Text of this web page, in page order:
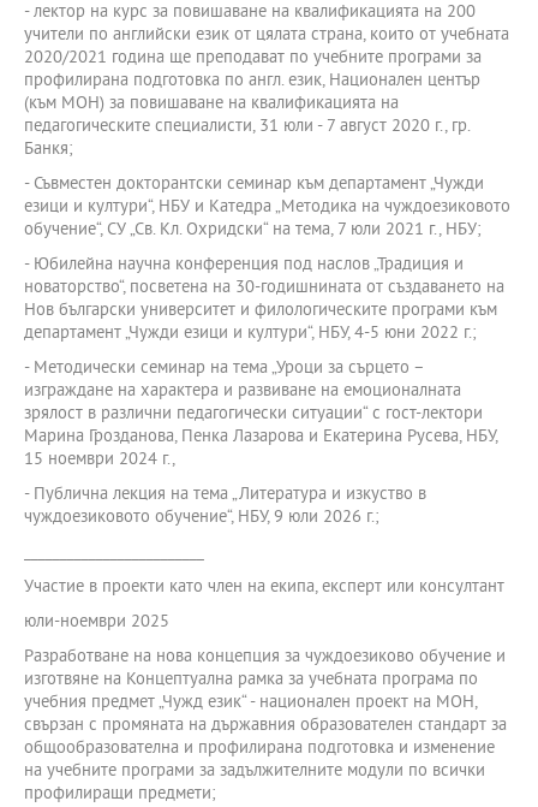
- лектор на курс за повишаване на квалификацията на 200
учители по английски език от цялата страна, които от учебната
2020/2021 година ще преподават по учебните програми за
профилирана подготовка по англ. език, Национален център
(към МОН) за повишаване на квалификацията на
педагогическите специалисти, 31 юли - 7 август 2020 г., гр.
Банкя;
- Съвместен докторантски семинар към департамент „Чужди
езици и култури“, НБУ и Катедра „Методика на чуждоезиковото
обучение“, СУ „Св. Кл. Охридски“ на тема, 7 юли 2021 г., НБУ;
- Юбилейна научна конференция под наслов „Традиция и
новаторство“, посветена на 30-годишнината от създаването на
Нов български университет и филологическите програми към
департамент „Чужди езици и култури“, НБУ, 4-5 юни 2022 г.;
- Методически семинар на тема „Уроци за сърцето –
изграждане на характера и развиване на емоционалната
зрялост в различни педагогически ситуации“ с гост-лектори
Марина Грозданова, Пенка Лазарова и Екатерина Русева, НБУ,
15 ноември 2024 г.,
- Публична лекция на тема „Литература и изкуство в
чуждоезиковото обучение“, НБУ, 9 юли 2026 г.;
Участие в проекти като член на екипа, експерт или консултант
юли-ноември 2025
Разработване на нова концепция за чуждоезиково обучение и
изготвяне на Концептуална рамка за учебната програма по
учебния предмет „Чужд език“ - национален проект на МОН,
свързан с промяната на държавния образователен стандарт за
общообразователна и профилирана подготовка и изменение
на учебните програми за задължителните модули по всички
профилиращи предмети;